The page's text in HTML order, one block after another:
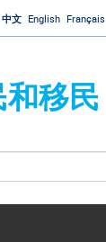
to navigation
中文 English Français
移民